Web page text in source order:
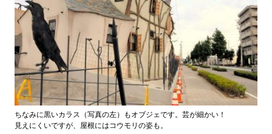
ちなみに黒いカラス（写真の左）もオブジェです。芸が細かい！
見えにくいですが、屋根にはコウモリの姿も。